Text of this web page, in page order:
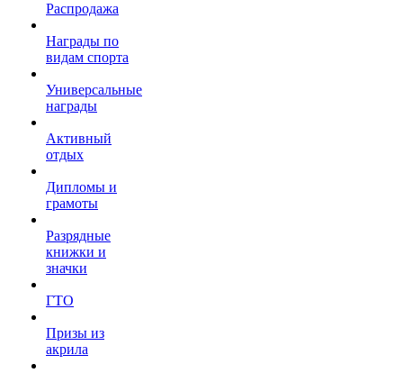
Распродажа
Награды по
видам спорта
Универсальные
награды
Активный
отдых
Дипломы и
грамоты
Разрядные
книжки и
значки
ГТО
Призы из
акрила